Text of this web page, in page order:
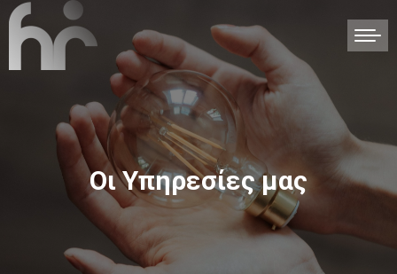
Οι Υπηρεσίες μας